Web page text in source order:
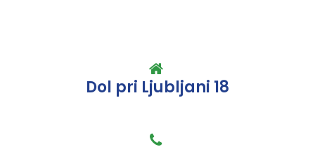
Dol pri Ljubljani 18